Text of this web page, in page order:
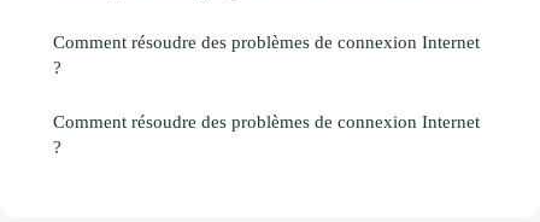
Comment résoudre des problèmes de connexion Internet
?
Comment résoudre des problèmes de connexion Internet
?